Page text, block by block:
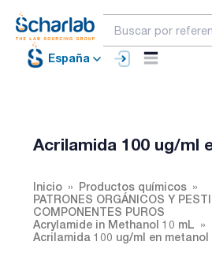
España
Acrilamida 100 ug/ml
Inicio
Productos químicos
PATRONES ORGÁNICOS Y
COMPONENTES PUROS
Acrylamide in Methanol 10 mL
Acrilamida 100 ug/ml en metanol